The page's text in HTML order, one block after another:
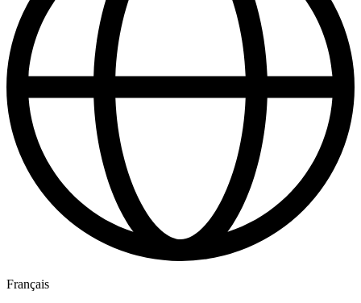
Français